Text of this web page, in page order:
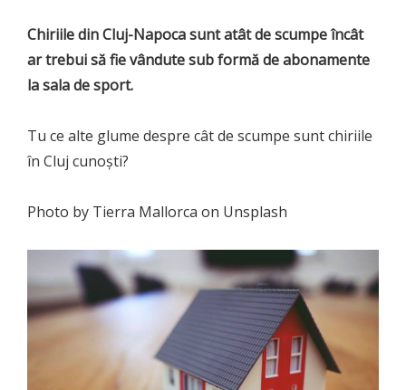
Chiriile din Cluj-Napoca sunt atât de scumpe încât
ar trebui să fie vândute sub formă de abonamente
la sala de sport.
Tu ce alte glume despre cât de scumpe sunt chiriile
în Cluj cunoşti?
Photo by Tierra Mallorca on Unsplash